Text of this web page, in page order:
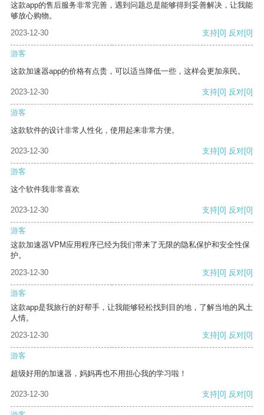
这款app的售后服务非常完善，遇到问题总是能够得到妥善解决，让我能
够放心购物。
2023-12-30
支持[0] 反对[0]
游客
这款加速器app的价格有点贵，可以适当降低一些，这样会更加亲民。
2023-12-30 支持[0] 反对[0]
游客
这款软件的设计非常人性化，使用起来非常方便。
2023-12-30 支持[0] 反对[0]
游客
这个软件我非常喜欢
2023-12-30 支持[0] 反对[0]
游客
这款加速器VPM应用程序已经为我们带来了无限的隐私保护和安全性保
护。
2023-12-30
支持[0] 反对[0]
游客
这款app是我旅行的好帮手，让我能够轻松找到目的地，了解当地的风土
人情。
2023-12-30
支持[0] 反对[0]
游客
超级好用的加速器，妈妈再也不用担心我的学习啦！
2023-12-30 支持[0] 反对[0]